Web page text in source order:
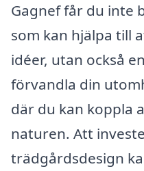
Gagnef får du inte
som kan hjälpa till
idéer, utan också
förvandla din
där du kan koppla
naturen. Att
trädgårdsdesign